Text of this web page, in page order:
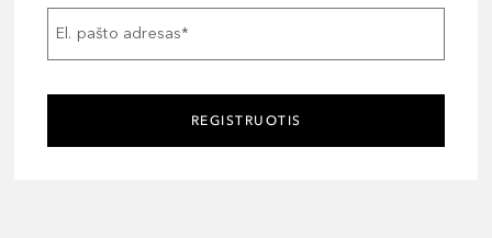
El. pašto adresas*
REGISTRUOTIS